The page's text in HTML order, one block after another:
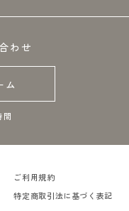
わせ
ム
ご利用規約
特定商取引法に基づく表記